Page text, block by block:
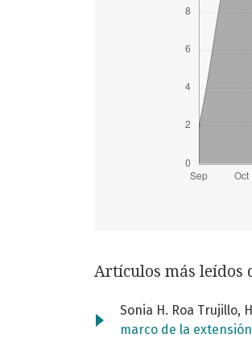
Artículos más leídos
Sonia H. Roa Trujillo,
marco de la